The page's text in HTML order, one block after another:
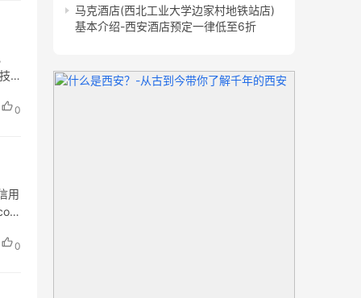
0
用
0
马克酒店(西北工业大学边家村地铁站店)
基本介绍-西安酒店预定一律低至6折